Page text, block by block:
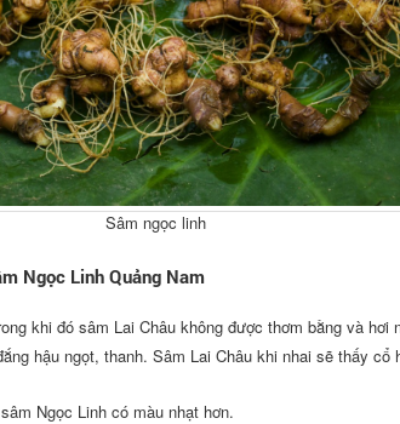
Sâm ngọc linh
Ngọc Linh Quảng Nam
khi đó sâm Lai Châu không được thơm bằng và hơi
hậu ngọt, thanh. Sâm Lai Châu khi nhai sẽ thấy cổ
Ngọc Linh có màu nhạt hơn.